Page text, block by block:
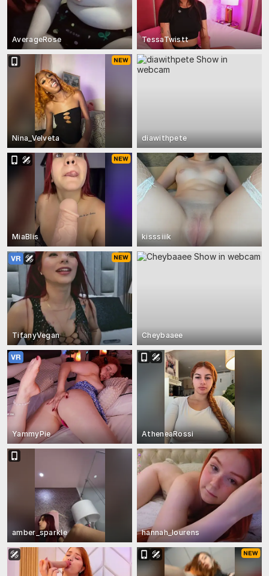
AverageRose TessaTwistt
Nina_Velveta diawithpete
MiaBlis kisssiiik
TifanyVegan Cheybaaee
YammyPie AtheneaRossi
amber_sparkle hannah_lourens